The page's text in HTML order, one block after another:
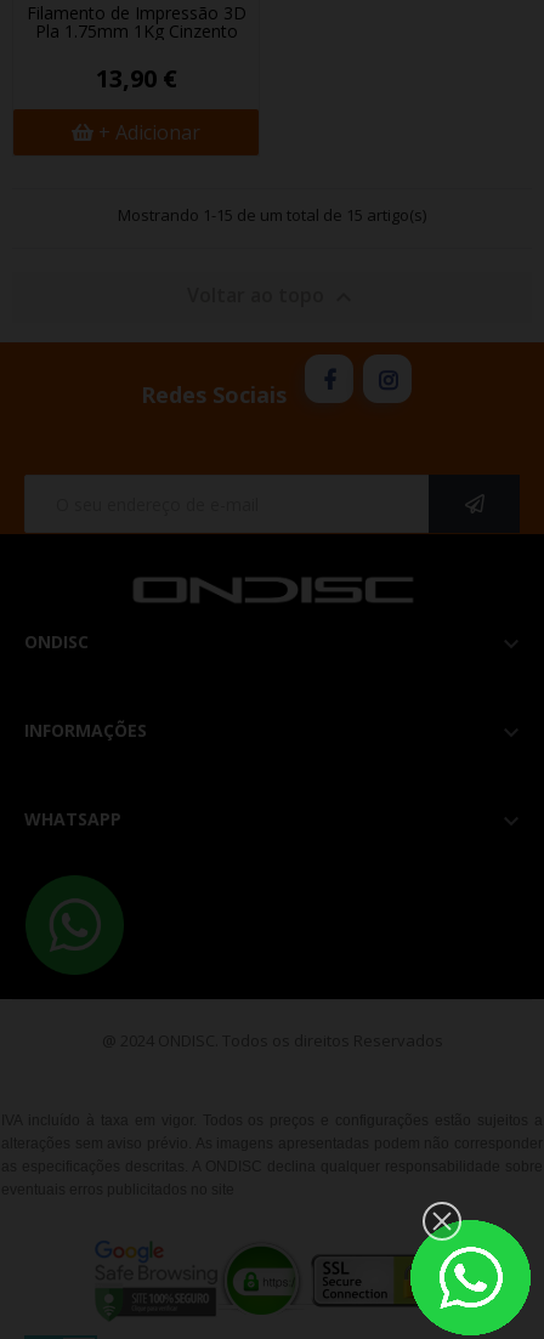
Filamento de Impressão 3D
Pla 1.75mm 1Kg Cinzento
13,90 €
+ Adicionar
Mostrando 1-15 de um total de 15 artigo(s)
Redes Sociais
ONDISC 
INFORMAÇÕES 
WHATSAPP 